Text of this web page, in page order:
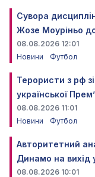
Сувора
Жозе Моуріньо
08.08.2026 12:01
Новини
Футбол
Терористи з рф
української
08.08.2026 11:01
Новини
Футбол
Авторитетний
Динамо на вихід
08.08.2026 10:01